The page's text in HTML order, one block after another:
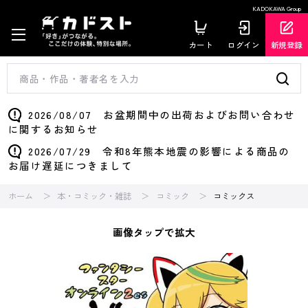
KADOKAWA Group
カート ログイン 新規登録
2026/08/07 お盆期間中の出荷およびお問い合わせ
に関するお知らせ
2026/07/29 令和8年熊本地震の影響による商品の
お届け遅延につきまして
ホーム 本・コミック・雑誌 コミック コミックス
画像タップで拡大